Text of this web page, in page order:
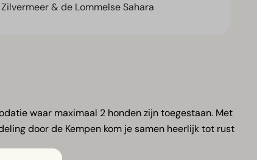
& de Lommelse Sahara
waar maximaal 2 honden zijn toegestaan. Met
door de Kempen kom je samen heerlijk tot rust